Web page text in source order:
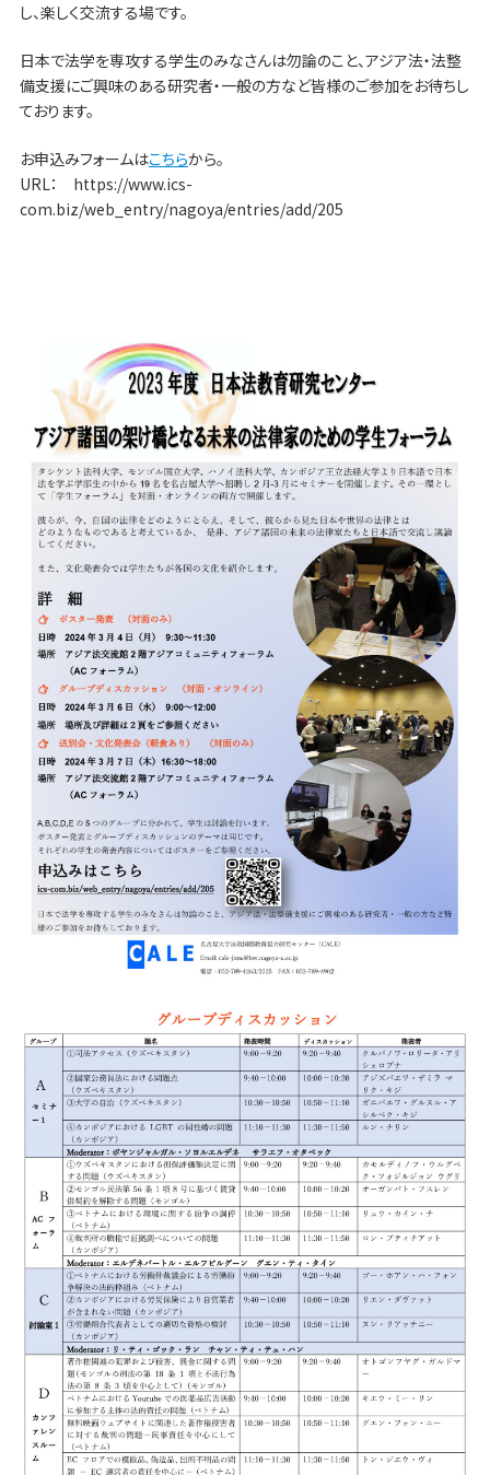
し、楽しく交流する場です。
日本で法学を専攻する学生のみなさんは勿論のこと、アジア法・法整
備支援にご興味のある研究者・一般の方など皆様のご参加をお待ちし
ております。
お申込みフォームはこちらから。
URL： https://www.ics-
com.biz/web_entry/nagoya/entries/add/205